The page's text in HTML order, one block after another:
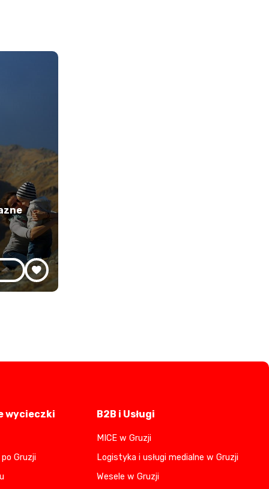
wycieczki
Gruzji
B2B i Usługi
MICE w Gruzji
Logistyka i usługi medialne w Gruzji
Wesele w Gruzji